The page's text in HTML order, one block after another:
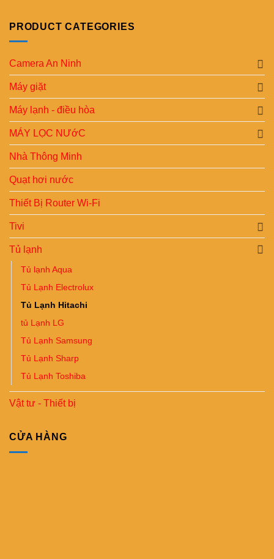
PRODUCT CATEGORIES
Camera An Ninh
Máy giặt
Máy lạnh - điều hòa
MÁY LỌC NƯớC
Nhà Thông Minh
Quạt hơi nước
Thiết Bị Router Wi-Fi
Tivi
Tủ lạnh
Tủ lạnh Aqua
Tủ Lạnh Electrolux
Tủ Lạnh Hitachi
tủ Lạnh LG
Tủ Lạnh Samsung
Tủ Lạnh Sharp
Tủ Lạnh Toshiba
Vật tư - Thiết bị
CỬA HÀNG